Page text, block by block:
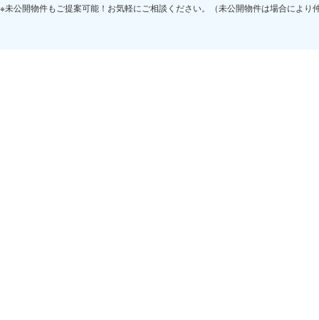
※未公開物件もご提案可能！お気軽にご相談ください。（未公開物件は場合により